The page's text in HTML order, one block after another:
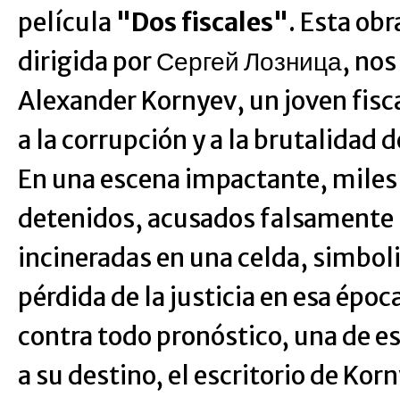
película "Dos fiscales". Esta
dirigida por Сергей Лозница,
Alexander Kornyev, un joven
a la corrupción y a la brutalidad
En una escena impactante,
detenidos, acusados falsamente
incineradas en una celda,
pérdida de la justicia en esa
contra todo pronóstico, una de
a su destino, el escritorio de